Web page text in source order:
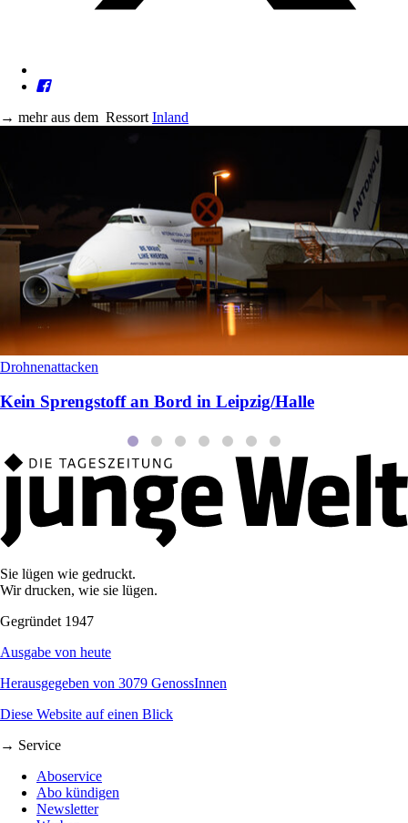
→ mehr aus dem Ressort Inland
Drohnenattacken
Kein Sprengstoff an Bord in Leipzig/Halle
Sie lügen wie gedruckt.
Wir drucken, wie sie lügen.
Gegründet 1947
Ausgabe von heute
Herausgegeben von 3079 GenossInnen
Diese Website auf einen Blick
→ Service
Aboservice
Abo kündigen
Newsletter